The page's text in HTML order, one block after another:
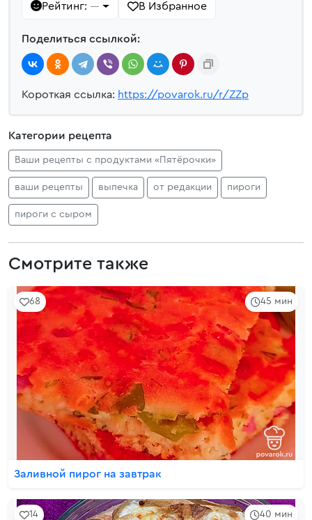
Рейтинг: — В Избранное
Поделиться ссылкой:
Короткая ссылка: https://povarok.ru/r/ZZp
Категории рецепта
Ваши рецепты с продуктами «Пятёрочки»
ваши рецепты выпечка от редакции пироги
пироги с сыром
Смотрите также
45 мин
68
Заливной пирог на завтрак
40 мин
14